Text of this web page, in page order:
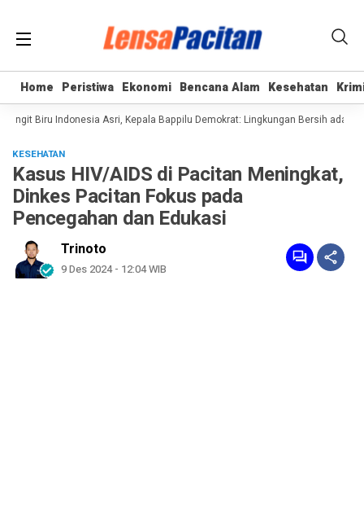
Home Peristiwa Ekonomi Bencana Alam Kesehatan
Home Peristiwa Ekonomi Bencana Alam Kesehatan
Biru Indonesia Asri, Kepala Bappilu Demokrat: Lingkungan Bersih adalah
KESEHATAN
Kasus HIV/AIDS di Pacitan Meningkat,
Dinkes Pacitan Fokus pada
Pencegahan dan Edukasi
Trinoto
9 Des 2024 - 12:04 WIB